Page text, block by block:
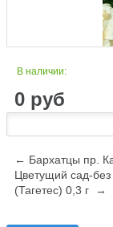
В наличии:
0 руб
← Бархатцы пр.
Цветущий сад-без
(Тагетес) 0,3 г →